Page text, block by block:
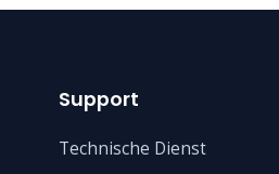
Support
Technische Dienst